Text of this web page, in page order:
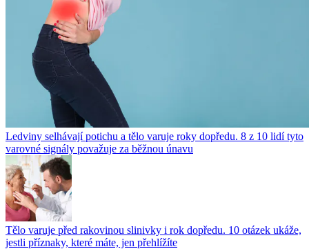
Ledviny selhávají potichu a tělo varuje roky dopředu. 8 z 10 lidí tyto
varovné signály považuje za běžnou únavu
Tělo varuje před rakovinou slinivky i rok dopředu. 10 otázek ukáže,
jestli příznaky, které máte, jen přehlížíte